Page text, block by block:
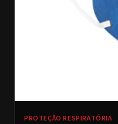
PROTEÇÃO RESPIRATÓRIA